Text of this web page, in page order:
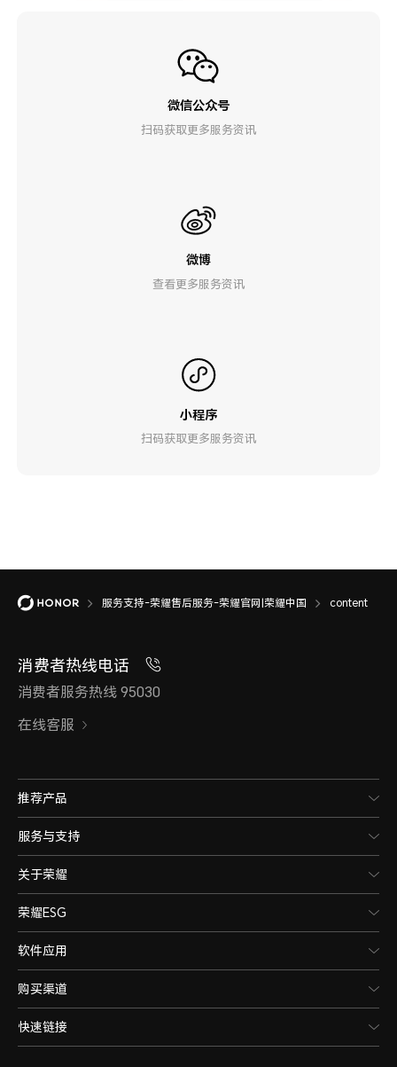
微信公众号
扫码获取更多服务资讯
微博
查看更多服务资讯
小程序
扫码获取更多服务资讯
服务支持-荣耀售后服务-荣耀官网|荣耀中国 content
消费者热线电话
消费者服务热线 95030
在线客服
推荐产品
服务与支持
关于荣耀
荣耀ESG
软件应用
购买渠道
快速链接